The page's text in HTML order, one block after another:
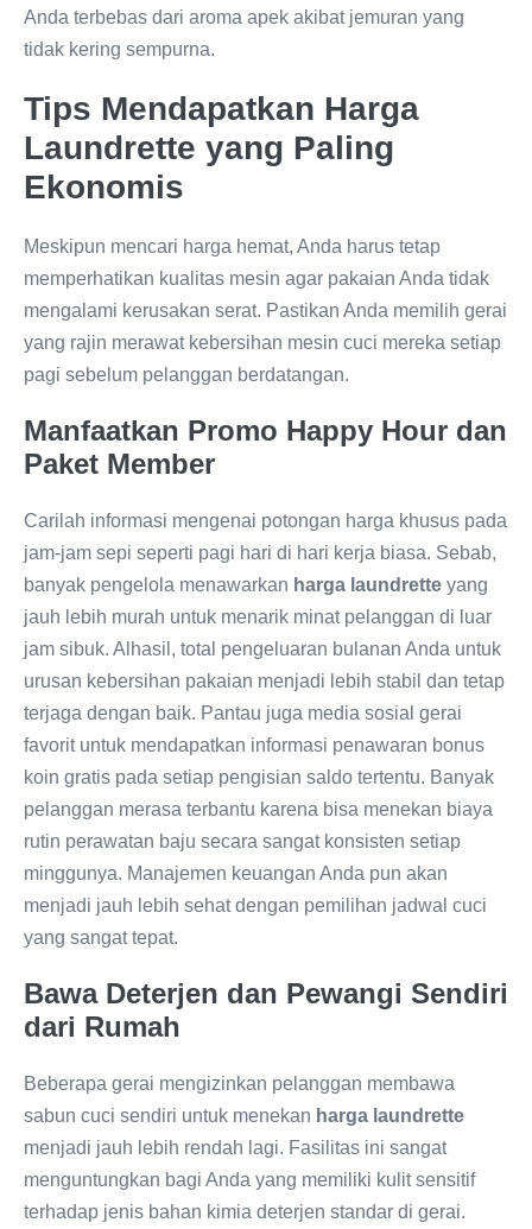
Anda terbebas dari aroma apek akibat jemuran yang
tidak kering sempurna.
Tips Mendapatkan Harga
Laundrette yang Paling
Ekonomis
Meskipun mencari harga hemat, Anda harus tetap
memperhatikan kualitas mesin agar pakaian Anda tidak
mengalami kerusakan serat. Pastikan Anda memilih gerai
yang rajin merawat kebersihan mesin cuci mereka setiap
pagi sebelum pelanggan berdatangan.
Manfaatkan Promo Happy Hour dan
Paket Member
Carilah informasi mengenai potongan harga khusus pada
jam-jam sepi seperti pagi hari di hari kerja biasa. Sebab,
banyak pengelola menawarkan harga laundrette yang
jauh lebih murah untuk menarik minat pelanggan di luar
jam sibuk. Alhasil, total pengeluaran bulanan Anda untuk
urusan kebersihan pakaian menjadi lebih stabil dan tetap
terjaga dengan baik. Pantau juga media sosial gerai
favorit untuk mendapatkan informasi penawaran bonus
koin gratis pada setiap pengisian saldo tertentu. Banyak
pelanggan merasa terbantu karena bisa menekan biaya
rutin perawatan baju secara sangat konsisten setiap
minggunya. Manajemen keuangan Anda pun akan
menjadi jauh lebih sehat dengan pemilihan jadwal cuci
yang sangat tepat.
Bawa Deterjen dan Pewangi Sendiri
dari Rumah
Beberapa gerai mengizinkan pelanggan membawa
sabun cuci sendiri untuk menekan harga laundrette
menjadi jauh lebih rendah lagi. Fasilitas ini sangat
menguntungkan bagi Anda yang memiliki kulit sensitif
terhadap jenis bahan kimia deterjen standar di gerai.